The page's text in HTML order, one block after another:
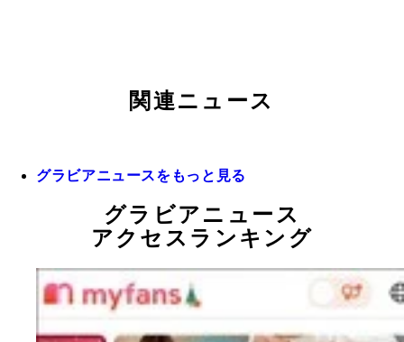
関連ニュース
グラビアニュースをもっと見る
グラビアニュース
アクセスランキング